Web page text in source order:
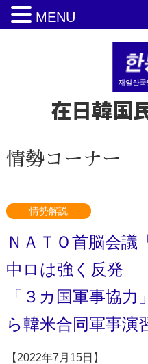
在日韓国
情勢コーナー
情勢解説
ＮＡＴＯ首脳会議
中ロは強く反発
「３カ国軍事協
ら韓米合同軍事演
【2022年7月15日】
MENU